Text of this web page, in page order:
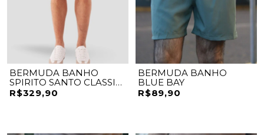
BERMUDA BANHO
SPIRITO SANTO CLASSIC
MINIMAL
R$329,90
BERMUDA BANHO
BLUE BAY
R$89,90